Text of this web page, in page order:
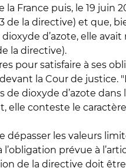
puis, le 19 juin
la directive) et que,
d’azote, elle
la directive).
pour satisfaire à ses
la Cour de justice.
dioxyde d’azote
elle conteste le
les valeurs
prévue à
de la directive doit